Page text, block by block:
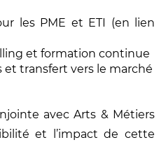
les PME et ETI (en lien
et formation continue
transfert vers le marché
avec Arts & Métiers
et l’impact de cette